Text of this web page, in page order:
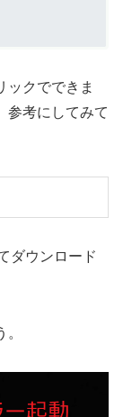
ックでできま
参考にしてみて
ダウンロード